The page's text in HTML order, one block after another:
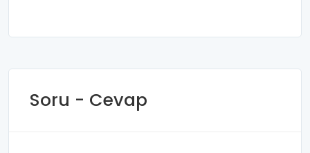
Soru - Cevap